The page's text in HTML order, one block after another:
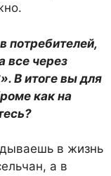
потребителей,
все через
В итоге вы для
как на
в жизнь
а в